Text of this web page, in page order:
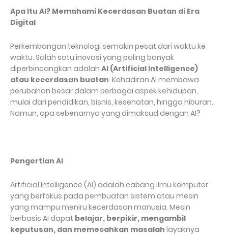
Apa Itu AI? Memahami Kecerdasan Buatan di Era
Digital
Perkembangan teknologi semakin pesat dari waktu ke
waktu. Salah satu inovasi yang paling banyak
diperbincangkan adalah AI (Artificial Intelligence)
atau kecerdasan buatan. Kehadiran AI membawa
perubahan besar dalam berbagai aspek kehidupan,
mulai dari pendidikan, bisnis, kesehatan, hingga hiburan.
Namun, apa sebenarnya yang dimaksud dengan AI?
Pengertian AI
Artificial Intelligence (AI) adalah cabang ilmu komputer
yang berfokus pada pembuatan sistem atau mesin
yang mampu meniru kecerdasan manusia. Mesin
berbasis AI dapat belajar, berpikir, mengambil
keputusan, dan memecahkan masalah layaknya